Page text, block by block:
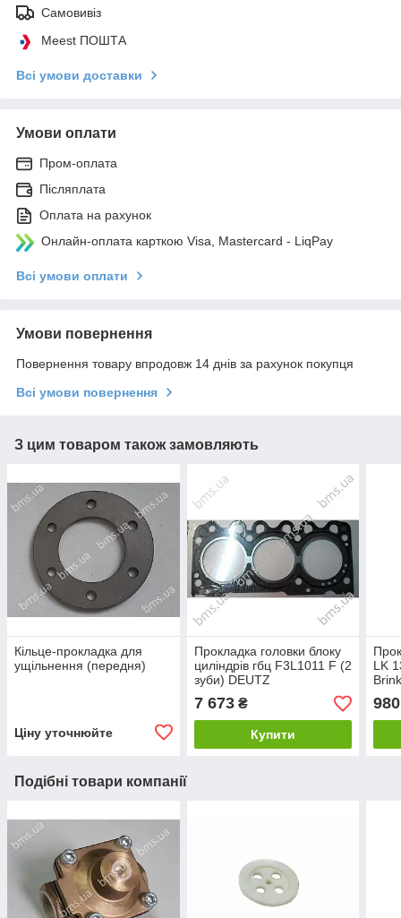
Самовивіз
Meest ПОШТА
Всі умови доставки
Умови оплати
Пром-оплата
Післяплата
Оплата на рахунок
Онлайн-оплата карткою Visa, Mastercard - LiqPay
Всі умови оплати
Умови повернення
Повернення товару впродовж 14 днів за рахунок покупця
Всі умови повернення
З цим товаром також замовляють
Кільце-прокладка для
ущільнення (передня)
Ціну уточнюйте
Прокладка головки блоку
циліндрів гбц F3L1011 F (2
зуби) DEUTZ
7 673₴
Купити
LK
980
Подібні товари компанії